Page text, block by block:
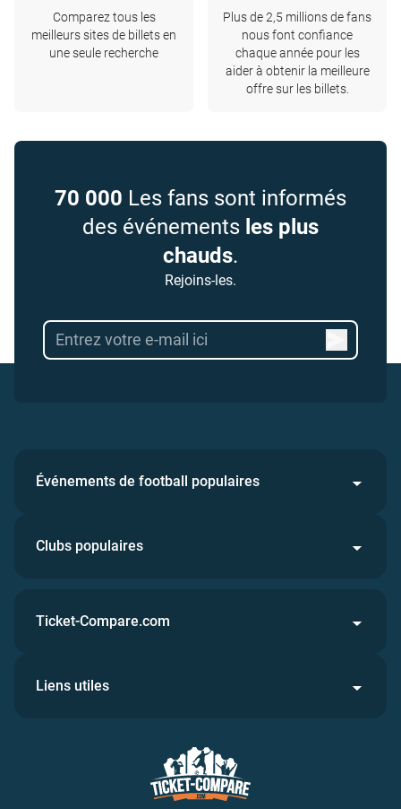
Comparez tous les
meilleurs sites de billets en
une seule recherche
Plus de 2,5 millions de fans
nous font confiance
chaque année pour les
aider à obtenir la meilleure
offre sur les billets.
70 000 Les fans sont informés
des événements les plus
chauds.
Rejoins-les.
Événements de football populaires
Clubs populaires
Ticket-Compare.com
Liens utiles